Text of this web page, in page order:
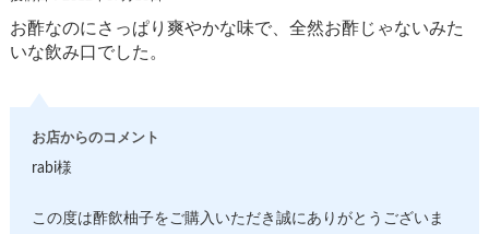
お酢なのにさっぱり爽やかな味で、全然お酢じゃないみた
いな飲み口でした。
お店からのコメント
rabi様
この度は酢飲柚子をご購入いただき誠にありがとうございま